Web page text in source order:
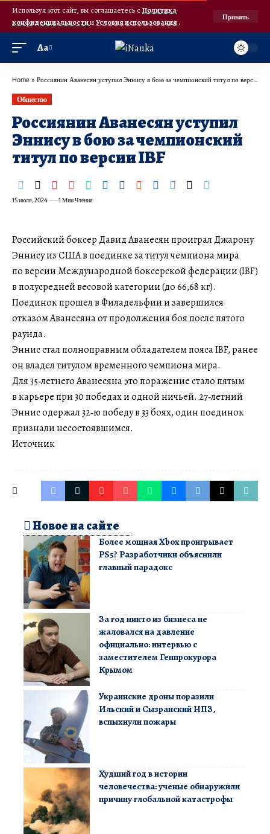
Используя этот сайт, вы соглашаетесь с Политика
конфиденциальностииУсловия использования.
Принять
Аа
Home » Россиянин Аванесян уступил Эннису в бою за чемпионский титул по версии IBF
Общество
Россиянин Аванесян уступил
Эннису в бою за чемпионский
титул по версии IBF
15 июля, 2024 1 Мин Чтения
Российский боксер Давид Аванесян проиграл Джарону
Эннису из США в поединке за титул чемпиона мира
по версии Международной боксерской федерации (IBF)
в полусредней весовой категории (до 66,68 кг).
Поединок прошел в Филадельфии и завершился
отказом Аванесяна от продолжения боя после пятого
раунда.
Эннис стал полноправным обладателем пояса IBF, ранее
он владел титулом временного чемпиона мира.
Для 35‑летнего Аванесяна это поражение стало пятым
в карьере при 30 победах и одной ничьей. 27‑летний
Эннис одержал 32‑ю победу в 33 боях, один поединок
признали несостоявшимся.
Источник
Новое на сайте
Более мощная Xbox проигрывает
PS5? Разработчики объяснили
главный парадокс
За год никто из бизнеса не
жаловался на давление
официально: интервью с
заместителем Генпрокурора
Крымом
Украинские дроны поразили
Ильский и Сызранский НПЗ,
вспыхнули пожары
Худший год в истории
человечества: ученые обнаружили
причину глобальной катастрофы